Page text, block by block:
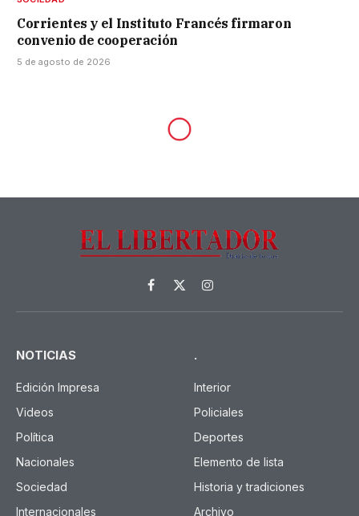
Corrientes y el Instituto Francés firmaron
convenio de cooperación
5 de agosto de 2026
Producción: intensifican los
controles a operadores en el
Mercado Central
21 de junio de 2026